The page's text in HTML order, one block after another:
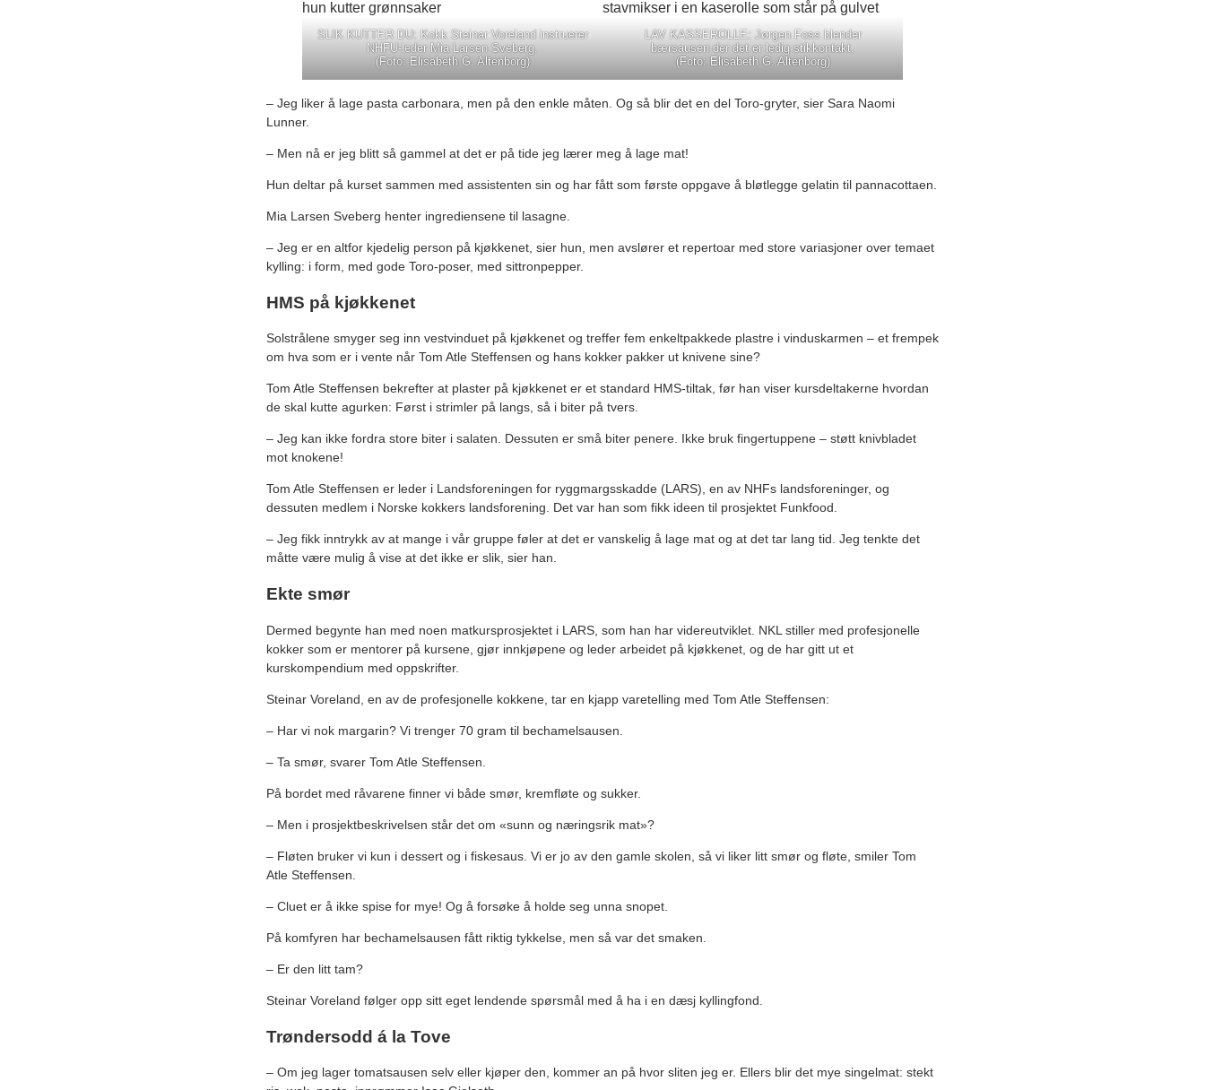
SLIK KUTTER DU: Kokk Steinar Voreland instruerer
NHFU-leder Mia Larsen Sveberg.
(Foto: Elisabeth G. Altenborg)
LAV KASSEROLLE: Jørgen Foss blender
bærsausen der det er ledig stikkontakt.
(Foto: Elisabeth G. Altenborg)
– Jeg liker å lage pasta carbonara, men på den enkle måten. Og så blir det en del Toro-gryter, sier Sara Naomi
Lunner.
– Men nå er jeg blitt så gammel at det er på tide jeg lærer meg å lage mat!
Hun deltar på kurset sammen med assistenten sin og har fått som første oppgave å bløtlegge gelatin til pannacottaen.
Mia Larsen Sveberg henter ingrediensene til lasagne.
– Jeg er en altfor kjedelig person på kjøkkenet, sier hun, men avslører et repertoar med store variasjoner over temaet
kylling: i form, med gode Toro-poser, med sittronpepper.
HMS på kjøkkenet
Solstrålene smyger seg inn vestvinduet på kjøkkenet og treffer fem enkeltpakkede plastre i vinduskarmen – et frempek
om hva som er i vente når Tom Atle Steffensen og hans kokker pakker ut knivene sine?
Tom Atle Steffensen bekrefter at plaster på kjøkkenet er et standard HMS-tiltak, før han viser kursdeltakerne hvordan
de skal kutte agurken: Først i strimler på langs, så i biter på tvers.
– Jeg kan ikke fordra store biter i salaten. Dessuten er små biter penere. Ikke bruk fingertuppene – støtt knivbladet
mot knokene!
Tom Atle Steffensen er leder i Landsforeningen for ryggmargsskadde (LARS), en av NHFs landsforeninger, og
dessuten medlem i Norske kokkers landsforening. Det var han som fikk ideen til prosjektet Funkfood.
– Jeg fikk inntrykk av at mange i vår gruppe føler at det er vanskelig å lage mat og at det tar lang tid. Jeg tenkte det
måtte være mulig å vise at det ikke er slik, sier han.
Ekte smør
Dermed begynte han med noen matkursprosjektet i LARS, som han har videreutviklet. NKL stiller med profesjonelle
kokker som er mentorer på kursene, gjør innkjøpene og leder arbeidet på kjøkkenet, og de har gitt ut et
kurskompendium med oppskrifter.
Steinar Voreland, en av de profesjonelle kokkene, tar en kjapp varetelling med Tom Atle Steffensen:
– Har vi nok margarin? Vi trenger 70 gram til bechamelsausen.
– Ta smør, svarer Tom Atle Steffensen.
På bordet med råvarene finner vi både smør, kremfløte og sukker.
– Men i prosjektbeskrivelsen står det om «sunn og næringsrik mat»?
– Fløten bruker vi kun i dessert og i fiskesaus. Vi er jo av den gamle skolen, så vi liker litt smør og fløte, smiler Tom
Atle Steffensen.
– Cluet er å ikke spise for mye! Og å forsøke å holde seg unna snopet.
På komfyren har bechamelsausen fått riktig tykkelse, men så var det smaken.
– Er den litt tam?
Steinar Voreland følger opp sitt eget lendende spørsmål med å ha i en dæsj kyllingfond.
Trøndersodd á la Tove
– Om jeg lager tomatsausen selv eller kjøper den, kommer an på hvor sliten jeg er. Ellers blir det mye singelmat: stekt